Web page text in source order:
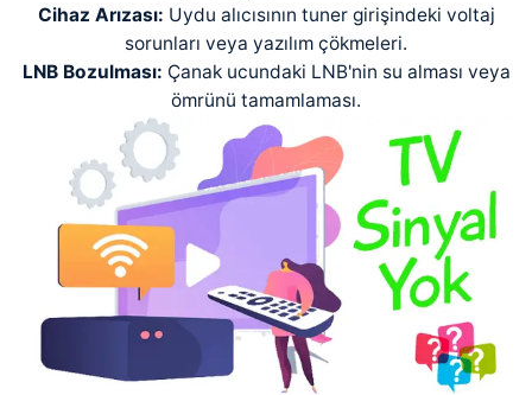
Cihaz Arızası: Uydu alıcısının tuner girişindeki voltaj
sorunları veya yazılım çökmeleri.
LNB Bozulması: Çanak ucundaki LNB'nin su alması veya
ömrünü tamamlaması.